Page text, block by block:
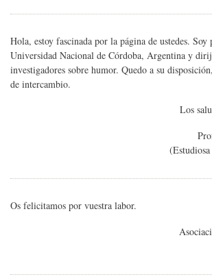
Hola, estoy fascinada por la página de ustedes. Soy
Universidad Nacional de Córdoba, Argentina y
investigadores sobre humor. Quedo a su
de intercambio.
Los
Os felicitamos por vuestra labor.